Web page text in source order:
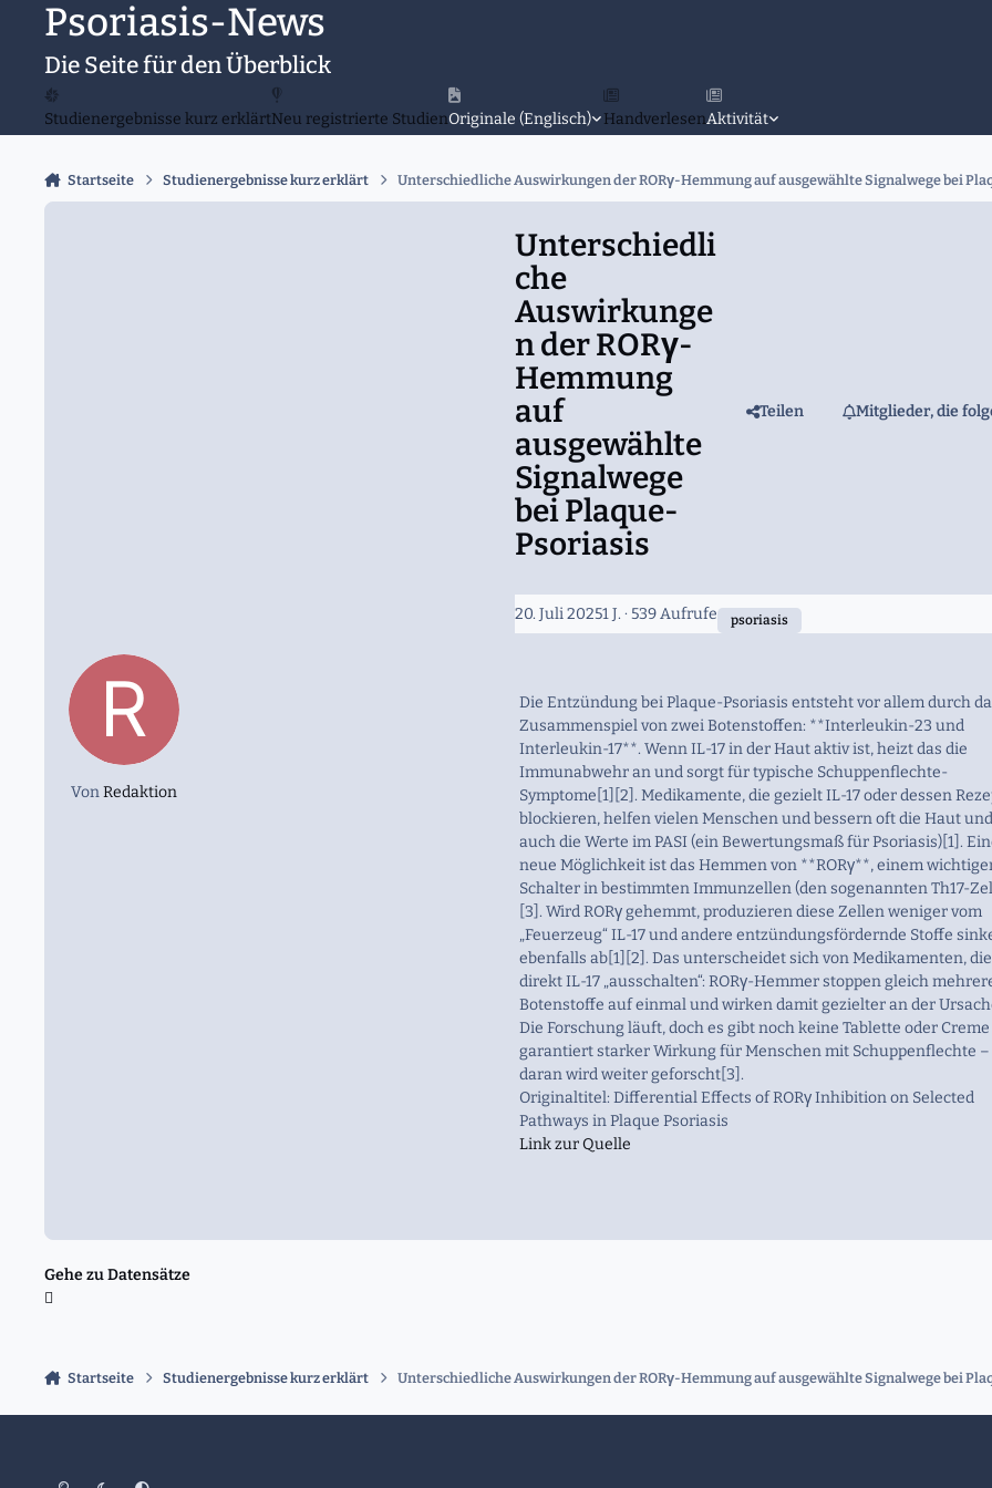
Zu Inhalt springen
Psoriasis-News
Die Seite für den Überblick
Studienergebnisse kurz erklärtNeu registrierte StudienOriginale (Englisch) HandverlesenAktivität
Startseite Studienergebnisse kurz erklärt Unterschiedliche Auswirkungen der RORγ-Hemmung auf ausgewählte Signalwege bei
VonRedaktion
Unterschiedli
che
Auswirkunge
n der RORγ-
Hemmung
auf
ausgewählte
Signalwege
bei Plaque-
Psoriasis
Teilen Mitglieder, die
20. Juli 20251 J. · 539 Aufrufe psoriasis
Die Entzündung bei Plaque-Psoriasis entsteht vor allem durch
Zusammenspiel von zwei Botenstoffen: **Interleukin-23 und
Interleukin-17**. Wenn IL-17 in der Haut aktiv ist, heizt das die
Immunabwehr an und sorgt für typische Schuppenflechte-
Symptome[1][2]. Medikamente, die gezielt IL-17 oder dessen
blockieren, helfen vielen Menschen und bessern oft die Haut und
auch die Werte im PASI (ein Bewertungsmaß für Psoriasis)[1].
neue Möglichkeit ist das Hemmen von **RORγ**, einem
Schalter in bestimmten Immunzellen (den sogenannten Th17-
[3]. Wird RORγ gehemmt, produzieren diese Zellen weniger vom
„Feuerzeug“ IL-17 und andere entzündungsfördernde Stoffe
ebenfalls ab[1][2]. Das unterscheidet sich von Medikamenten, die
direkt IL-17 „ausschalten“: RORγ-Hemmer stoppen gleich
Botenstoffe auf einmal und wirken damit gezielter an der
Die Forschung läuft, doch es gibt noch keine Tablette oder
garantiert starker Wirkung für Menschen mit Schuppenflechte –
daran wird weiter geforscht[3].
Originaltitel: Differential Effects of RORγ Inhibition on Selected
Pathways in Plaque Psoriasis
Link zur Quelle
Gehe zu Datensätze
Startseite Studienergebnisse kurz erklärt Unterschiedliche Auswirkungen der RORγ-Hemmung auf ausgewählte Signalwege bei
Heller ModusDunkler Modus
Systemeinstellung